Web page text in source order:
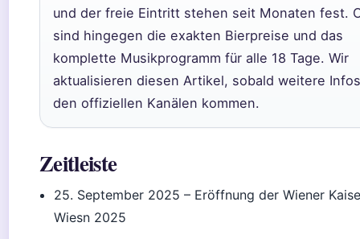
und der freie Eintritt stehen seit Monaten fest.
sind hingegen die exakten Bierpreise und das
komplette Musikprogramm für alle 18 Tage. Wir
aktualisieren diesen Artikel, sobald weitere
den offiziellen Kanälen kommen.
Zeitleiste
25. September 2025 – Eröffnung der Wiener
Wiesn 2025